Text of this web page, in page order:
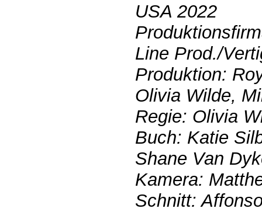
USA 2022
Line Prod./
Produktion:
Olivia Wilde,
Regie: Olivia
Buch: Katie
Shane Van
Kamera:
Schnitt: